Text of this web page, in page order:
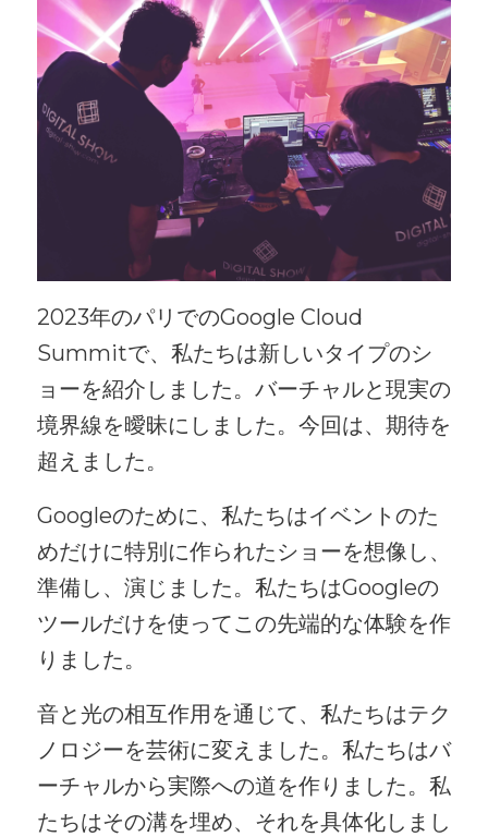
2023年のパリでのGoogle Cloud
Summitで、私たちは新しいタイプのシ
ョーを紹介しました。バーチャルと現実の
境界線を曖昧にしました。今回は、期待を
超えました。
Googleのために、私たちはイベントのた
めだけに特別に作られたショーを想像し、
準備し、演じました。私たちはGoogleの
ツールだけを使ってこの先端的な体験を作
りました。
音と光の相互作用を通じて、私たちはテク
ノロジーを芸術に変えました。私たちはバ
ーチャルから実際への道を作りました。私
たちはその溝を埋め、それを具体化しまし